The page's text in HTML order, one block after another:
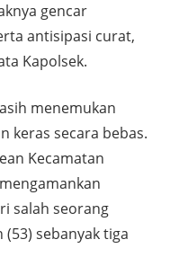
gencar
antisipasi curat,
Kapolsek.
menemukan
keras secara bebas.
Kecamatan
salah seorang
sebanyak tiga